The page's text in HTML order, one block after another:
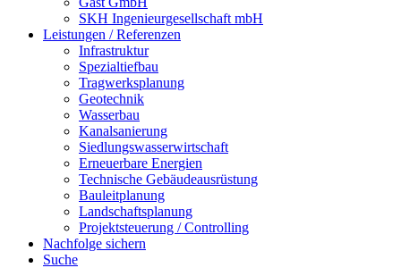
SKH Ingenieurgesellschaft mbH
Leistungen / Referenzen
Infrastruktur
Spezialtiefbau
Tragwerksplanung
Geotechnik
Wasserbau
Kanalsanierung
Siedlungswasserwirtschaft
Erneuerbare Energien
Technische Gebäudeausrüstung
Bauleitplanung
Landschaftsplanung
Projektsteuerung / Controlling
Nachfolge sichern
Suche